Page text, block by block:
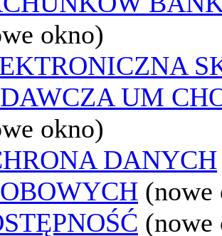
okno)
UM
okno)
DANYCH
(nowe
(nowe